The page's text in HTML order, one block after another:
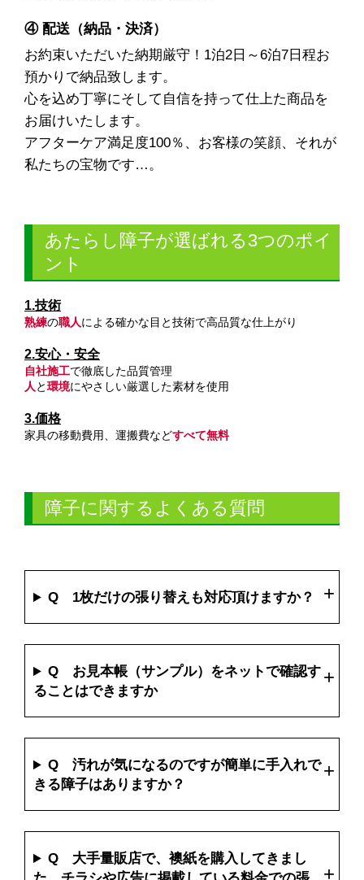
④ 配送（納品・決済）
お約束いただいた納期厳守！1泊2日～6泊7日程お
預かりで納品致します。
心を込め丁寧にそして自信を持って仕上た商品を
お届けいたします。
アフターケア満足度100％、お客様の笑顔、それが
私たちの宝物です…。
あたらし障子が選ばれる3つのポイ
ント
1.技術
熟練の職人による確かな目と技術で高品質な仕上がり
2.安心・安全
自社施工で徹底した品質管理
人 と環境にやさしい厳選した素材を使用
3.価格
家具の移動費用、運搬費などすべて無料
障子に関するよくある質問
Q 1枚だけの張り替えも対応頂けますか？
Q お見本帳（サンプル）をネットで確認す
ることはできますか
Q 汚れが気になるのですが簡単に手入れで
きる障子はありますか？
Q 大手量販店で、襖紙を購入してきまし